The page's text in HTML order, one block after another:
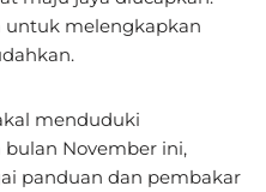
untuk melengkapkan
menduduki
bulan November ini,
panduan dan pembakar